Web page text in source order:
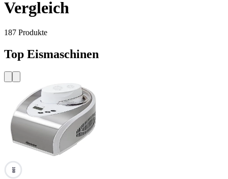
Vergleich
187 Produkte
Top Eismaschinen
100